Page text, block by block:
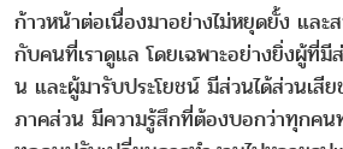
ก้าวหน้าต่อเนื่องมาอย่างไม่หยุดยั้ง และ
กับคนที่เราดูแล โดยเฉพาะอย่างยิ่งผู้ที่มี
น และผู้มารับประโยชน์ มีส่วนได้ส่วนเสี
ภาคส่วน มีความรู้สึกที่ต้องบอกว่าทุกค